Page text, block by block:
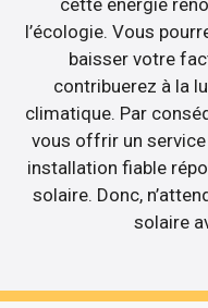
l’écologie. Vous
baisser votre
contribuerez à la
climatique. Par
vous offrir un
installation fiable
solaire. Donc,
solaire